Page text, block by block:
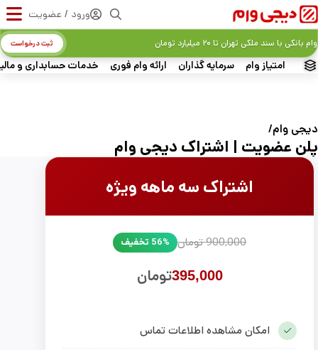
ورود / عضویت
امتیاز وام سرمایه گذاران ارائه وام فوری خدمات حسابداری و
وام بانکی با سند ملکی تهران تا ۲۰ میلیارد تومان ثبت درخواست
دیجی‌ وام
پلن عضویت | اشتراک دیجی وام
اشتراک سه ماهه ویژه
900,000 تومان 56% تخفیف
395,000تومان
امکان مشاهده اطلاعات تماس